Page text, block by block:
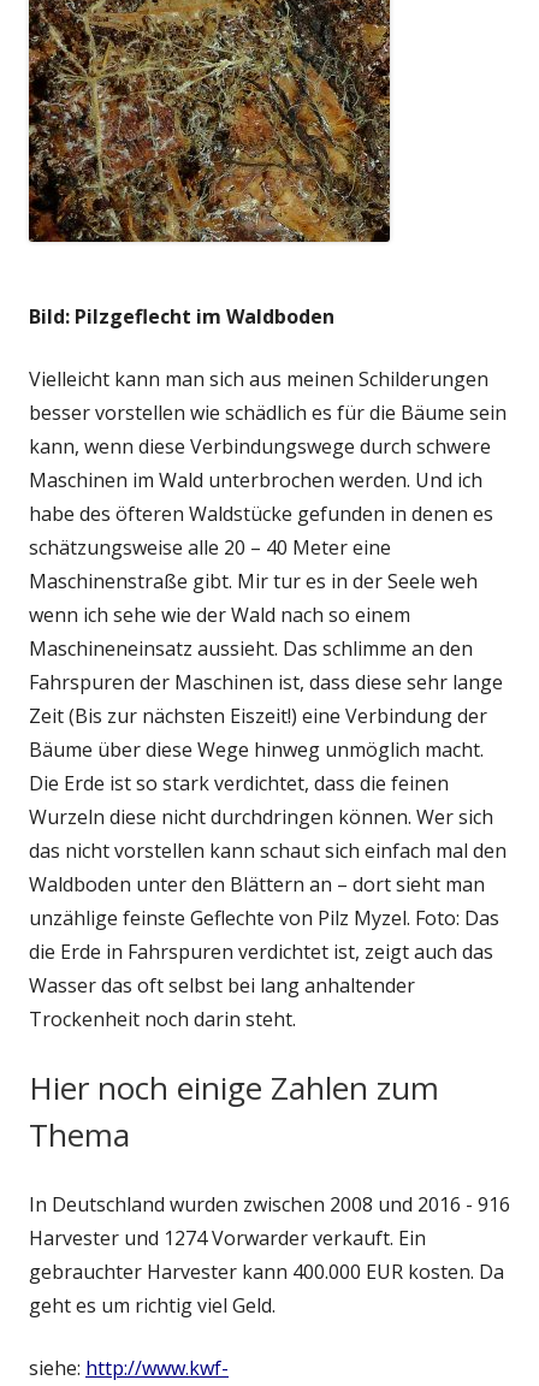
Bild: Pilzgeflecht im Waldboden
Vielleicht kann man sich aus meinen Schilderungen
besser vorstellen wie schädlich es für die Bäume sein
kann, wenn diese Verbindungswege durch schwere
Maschinen im Wald unterbrochen werden. Und ich
habe des öfteren Waldstücke gefunden in denen es
schätzungsweise alle 20 – 40 Meter eine
Maschinenstraße gibt. Mir tur es in der Seele weh
wenn ich sehe wie der Wald nach so einem
Maschineneinsatz aussieht. Das schlimme an den
Fahrspuren der Maschinen ist, dass diese sehr lange
Zeit (Bis zur nächsten Eiszeit!) eine Verbindung der
Bäume über diese Wege hinweg unmöglich macht.
Die Erde ist so stark verdichtet, dass die feinen
Wurzeln diese nicht durchdringen können. Wer sich
das nicht vorstellen kann schaut sich einfach mal den
Waldboden unter den Blättern an – dort sieht man
unzählige feinste Geflechte von Pilz Myzel. Foto: Das
die Erde in Fahrspuren verdichtet ist, zeigt auch das
Wasser das oft selbst bei lang anhaltender
Trockenheit noch darin steht.
Hier noch einige Zahlen zum
Thema
In Deutschland wurden zwischen 2008 und 2016 - 916
Harvester und 1274 Vorwarder verkauft. Ein
gebrauchter Harvester kann 400.000 EUR kosten. Da
geht es um richtig viel Geld.
siehe: http://www.kwf-